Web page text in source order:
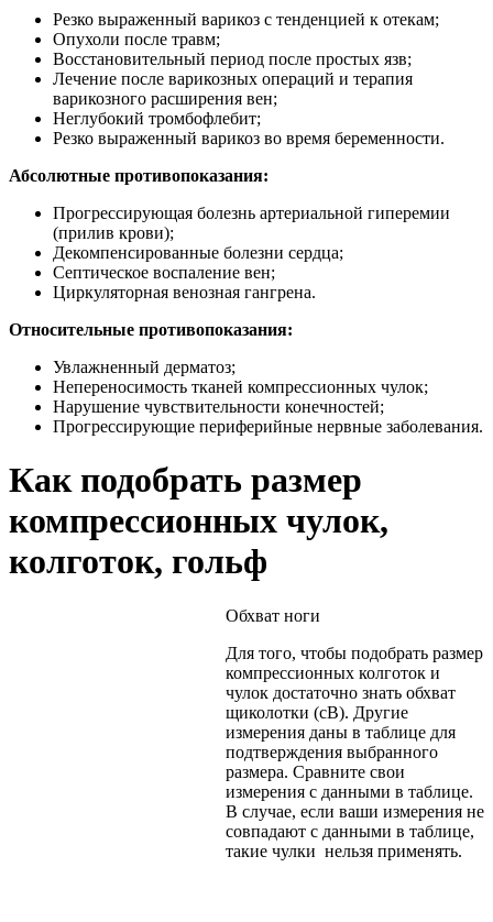
Резко выраженный варикоз с тенденцией к отекам;
Опухоли после травм;
Восстановительный период после простых язв;
Лечение после варикозных операций и терапия
варикозного расширения вен;
Неглубокий тромбофлебит;
Резко выраженный варикоз во время беременности.
Абсолютные противопоказания:
Прогрессирующая болезнь артериальной гиперемии
(прилив крови);
Декомпенсированные болезни сердца;
Септическое воспаление вен;
Циркуляторная венозная гангрена.
Относительные противопоказания:
Увлажненный дерматоз;
Непереносимость тканей компрессионных чулок;
Нарушение чувствительности конечностей;
Прогрессирующие периферийные нервные заболевания.
Как подобрать размер
компрессионных чулок,
колготок, гольф
Обхват ноги
Для того, чтобы подобрать размер
компрессионных колготок и
чулок достаточно знать обхват
щиколотки (cB). Другие
измерения даны в таблице для
подтверждения выбранного
размера. Сравните свои
измерения с данными в таблице.
В случае, если ваши измерения не
совпадают с данными в таблице,
такие чулки нельзя применять.